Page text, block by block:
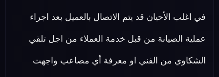
في اغلب الأحيان قد يتم الاتصال بالعميل بعد اجراء
عملية الصيانة من قبل خدمة العملاء من اجل تلقي
الشكاوي من الفني او معرفة أي مصاعب واجهت